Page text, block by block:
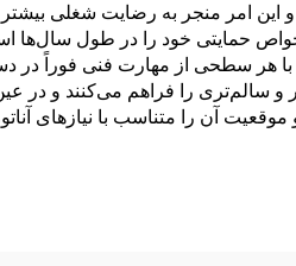
امر منجر به رضایت شغلی
حمایتی خود را در طول سال‌ها
با هر سطحی از مهارت فنی فوراً
را فراهم می‌کنند و در
آن را متناسب با نیازهای